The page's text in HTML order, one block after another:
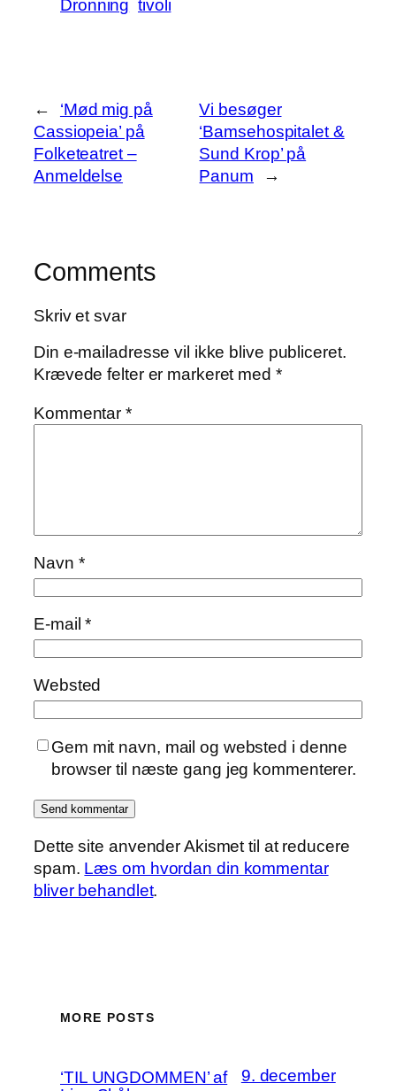
Dronning tivoli
←
‘Mød mig på
Cassiopeia’ på
Folketeatret –
Anmeldelse
Vi besøger
‘Bamsehospitalet &
Sund Krop’ på
Panum
→
Comments
Skriv et svar
Din e-mailadresse vil ikke blive publiceret.
Krævede felter er markeret med *
Kommentar*
Navn *
E-mail*
Websted
Gem mit navn, mail og websted i denne
browser til næste gang jeg kommenterer.
Dette site anvender Akismet til at reducere
spam. Læs om hvordan din kommentar
bliver behandlet.
MORE POSTS
‘TIL UNGDOMMEN’ af
9. december